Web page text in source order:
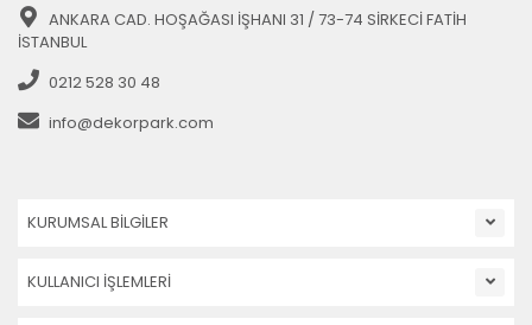
ANKARA CAD. HOŞAĞASI İŞHANI 31 / 73-74 SİRKECİ FATİH
İSTANBUL
0212 528 30 48
info@dekorpark.com
KURUMSAL BİLGİLER
KULLANICI İŞLEMLERİ